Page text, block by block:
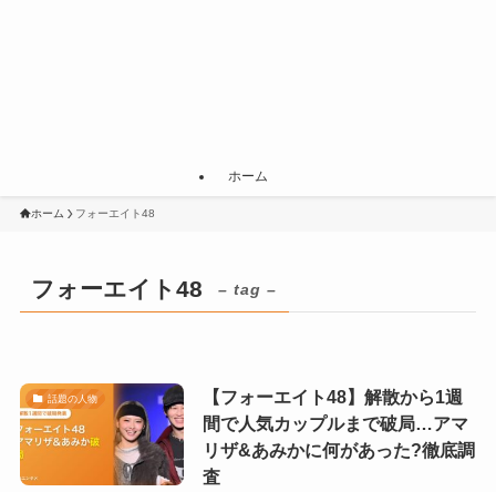
ホーム
ホーム フォーエイト48
フォーエイト48 – tag –
話題の人物
【フォーエイト48】解散から1週
間で人気カップルまで破局…アマ
リザ&あみかに何があった?徹底調
査